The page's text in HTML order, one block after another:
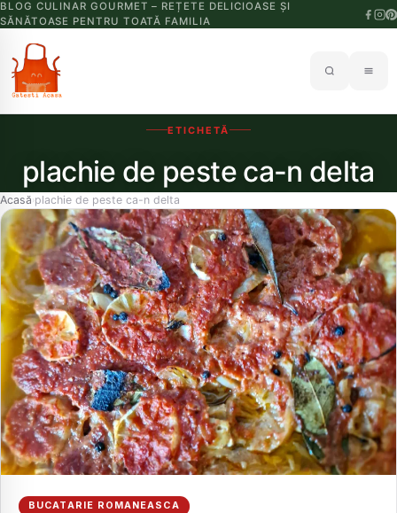
BLOG CULINAR GOURMET – REȚETE DELICIOASE ȘI
SĂNĂTOASE PENTRU TOATĂ FAMILIA
ETICHETĂ
plachie de peste ca-n delta
Acasă›plachie de peste ca-n delta
BUCATARIE ROMANEASCA